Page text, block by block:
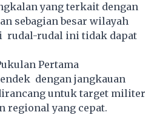
yang terkait dengan
sebagian besar wilayah
rudal-rudal ini tidak dapat
Pertama
dengan jangkauan
untuk target militer
regional yang cepat.